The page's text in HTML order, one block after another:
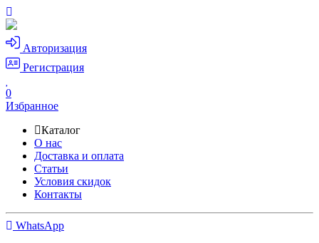
Авторизация
Регистрация
0
Избранное
Каталог
О нас
Доставка и оплата
Статьи
Условия скидок
Контакты
WhatsApp